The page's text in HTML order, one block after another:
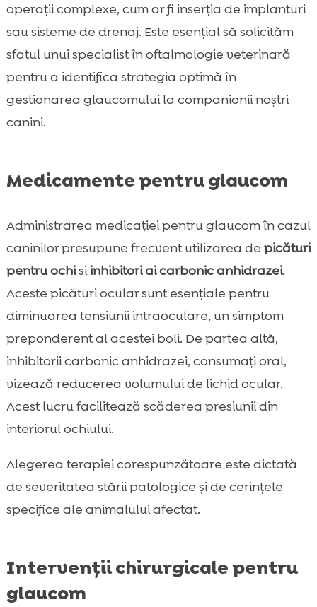
operații complexe, cum ar fi inserția de implanturi
sau sisteme de drenaj. Este esențial să solicităm
sfatul unui specialist în oftalmologie veterinară
pentru a identifica strategia optimă în
gestionarea glaucomului la companionii noștri
canini.
Medicamente pentru glaucom
Administrarea medicației pentru glaucom în cazul
caninilor presupune frecvent utilizarea de picături
pentru ochișiinhibitori ai carbonic anhidrazei.
Aceste picături ocular sunt esențiale pentru
diminuarea tensiunii intraoculare, un simptom
preponderent al acestei boli. De partea altă,
inhibitorii carbonic anhidrazei, consumați oral,
vizează reducerea volumului de lichid ocular.
Acest lucru facilitează scăderea presiunii din
interiorul ochiului.
Alegerea terapiei corespunzătoare este dictată
de severitatea stării patologice și de cerințele
specifice ale animalului afectat.
Intervenții chirurgicale pentru
glaucom